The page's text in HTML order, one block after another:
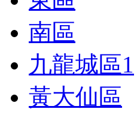
南區
九龍城區1
黃大仙區